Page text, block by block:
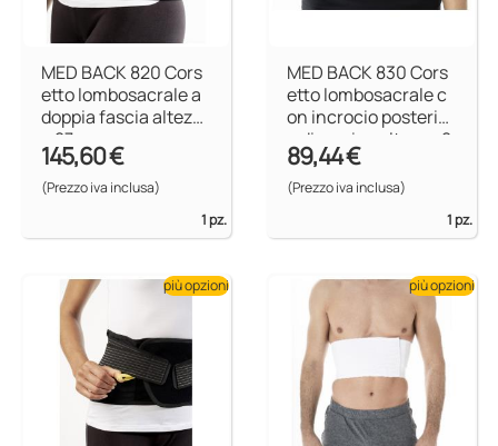
MED BACK 820 Cors
etto lombosacrale a
doppia fascia altezz
a 27 cm
145,60 €
(Prezzo iva inclusa)
1 pz.
MED BACK 830 Cors
etto lombosacrale c
on incrocio posterior
e dinamico altezza 2
4 o 27 cm
89,44 €
(Prezzo iva inclusa)
1 pz.
più opzioni più opzioni